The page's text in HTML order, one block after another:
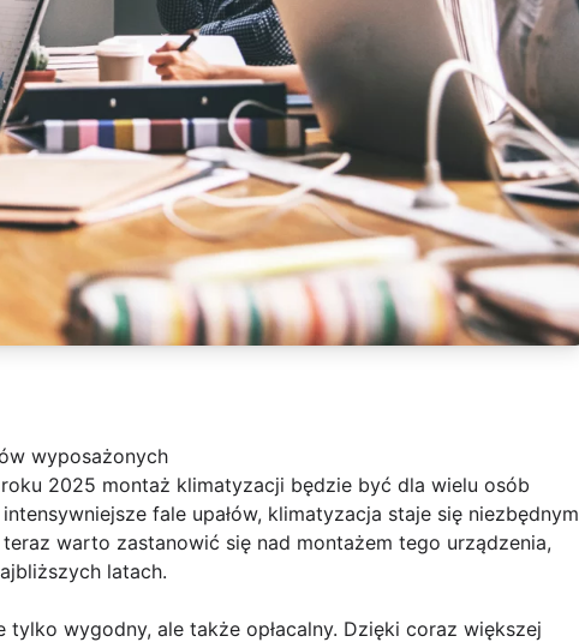
wyposażonych
2025 montaż klimatyzacji będzie być dla wielu osób
fale upałów, klimatyzacja staje się niezbędnym
warto zastanowić się nad montażem tego urządzenia,
latach.
wygodny, ale także opłacalny. Dzięki coraz większej